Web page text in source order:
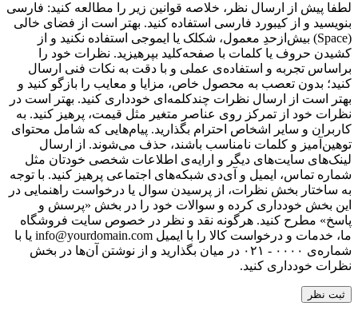
لطفا پیش از ارسال نظر، خلاصه قوانین زیر را مطالعه کنید: فارسی
بنویسید و از کیبورد فارسی استفاده کنید. بهتر است از فضای خالی
(Space) بیش‌از‌حدِ معمول، شکلک یا ایموجی استفاده نکنید و از
کشیدن حروف یا کلمات با صفحه‌کلید بپرهیزید. نظرات خود را
براساس تجربه و استفاده‌ی عملی و با دقت به نکات فنی ارسال
کنید؛ بدون تعصب به محصول خاص، مزایا و معایب را بازگو کنید و
بهتر است از ارسال نظرات چندکلمه‌‌ای خودداری کنید. بهتر است در
نظرات خود از تمرکز روی عناصر متغیر مثل قیمت، پرهیز کنید. به
کاربران و سایر اشخاص احترام بگذارید. پیام‌هایی که شامل محتوای
توهین‌آمیز و کلمات نامناسب باشند، حذف می‌شوند. از ارسال
لینک‌های سایت‌های دیگر و ارایه‌ی اطلاعات شخصی خودتان مثل
شماره تماس، ایمیل و آی‌دی شبکه‌های اجتماعی پرهیز کنید. با توجه
به ساختار بخش نظرات، از پرسیدن سوال یا درخواست راهنمایی در
این بخش خودداری کرده و سوالات خود را در بخش «پرسش و
پاسخ» مطرح کنید. هرگونه نقد و نظر در خصوص سایت فروشگاه
ما، خدمات و درخواست کالا را با ایمیل info@yourdomain.com یا با
شماره‌ی ۰۰۰۰ - ۰۲۱ در میان بگذارید و از نوشتن آن‌ها در بخش
نظرات خودداری کنید.
ثبت نظر